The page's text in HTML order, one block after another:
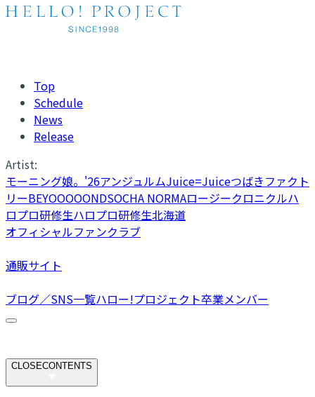
Top
Schedule
News
Release
Artist:
モーニング娘。'26アンジュルムJuice=Juiceつばきファクト
リーBEYOOOOONDSOCHA NORMAロージークロニクルハ
ロプロ研修生ハロプロ研修生北海道
オフィシャルファンクラブ
通販サイト
ブログ／SNS一覧ハロー!プロジェクト卒業メンバー
CLOSECONTENTS